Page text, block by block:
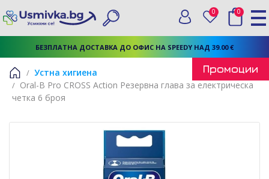
БЕЗПЛАТНА ДОСТАВКА ДО ОФИС НА SPEEDY НАД 39.00 €
Търси
Вход
0 Любими
0
Начало
Устна хигиена
Oral-B Pro CROSS Action Резервна глава за електрическа
четка 6 броя
Промоции